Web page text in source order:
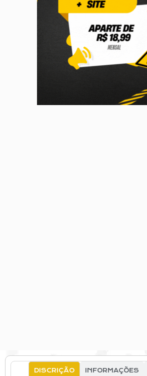
DISCRIÇÃO INFORMAÇÕES